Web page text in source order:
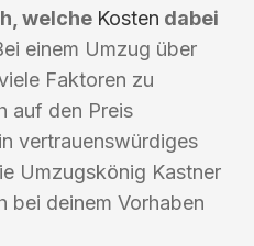
welche Kosten dabei
einem Umzug über
Faktoren zu
auf den Preis
vertrauenswürdiges
Umzugskönig Kastner
bei deinem Vorhaben